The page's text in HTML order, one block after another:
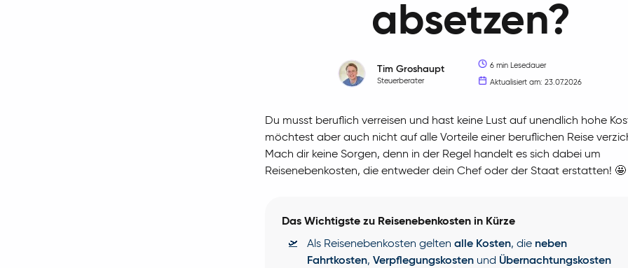
absetzen?
Tim Groshaupt
Steuerberater
6 min Lesedauer
Aktualisiert am: 23.07.2026
Du musst beruflich verreisen und hast keine Lust auf unendlich hohe
möchtest aber auch nicht auf alle Vorteile einer beruflichen Reise
Mach dir keine Sorgen, denn in der Regel handelt es sich dabei um
Reisenebenkosten, die entweder dein Chef oder der Staat erstatten! 🤩
Das Wichtigste zu Reisenebenkosten in Kürze
🛫
Als Reisenebenkosten gelten alle Kosten, die neben
Fahrtkosten, Verpflegungskosten und Übernachtungskosten